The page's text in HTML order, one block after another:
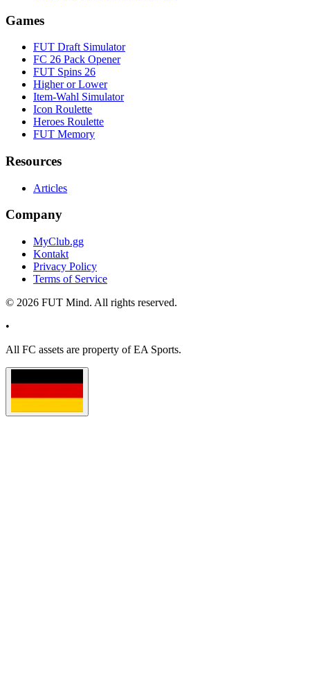
Games
FUT Draft Simulator
FC 26 Pack Opener
FUT Spins 26
Higher or Lower
Item-Wahl Simulator
Icon Roulette
Heroes Roulette
FUT Memory
Resources
Articles
Company
MyClub.gg
Kontakt
Privacy Policy
Terms of Service
© 2026 FUT Mind. All rights reserved.
•
All FC assets are property of EA Sports.